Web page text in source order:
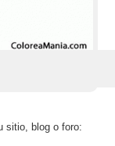
sitio, blog o foro: